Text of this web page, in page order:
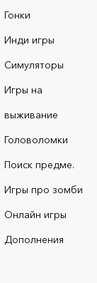
Гонки
Инди игры
Симуляторы
Игры на
выживание
Головоломки
Поиск предме.
Игры про зомби
Онлайн игры
Дополнения